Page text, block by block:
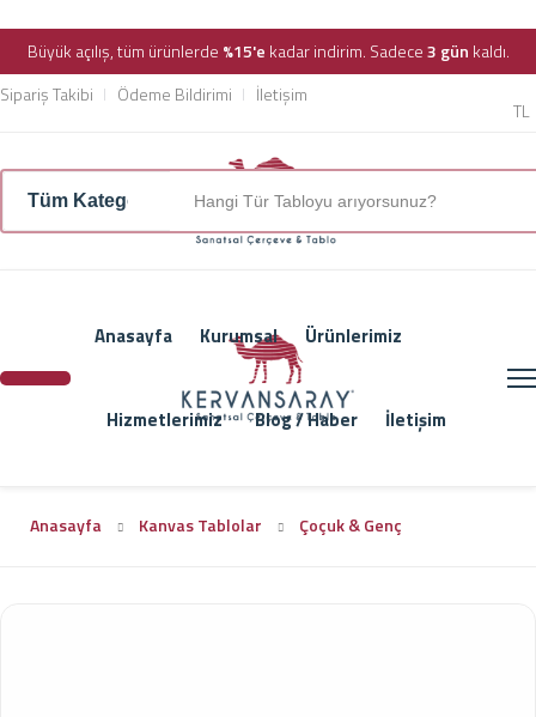
Büyük açılış, tüm ürünlerde %15'e kadar indirim. Sadece3 gün kaldı.
Sipariş Takibi
Ödeme Bildirimi İletişim
TL
Anasayfa Kurumsal Ürünlerimiz
Hizmetlerimiz Blog / Haber İletişim
Anasayfa Kanvas Tablolar Çoçuk & Genç